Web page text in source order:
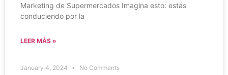
Marketing de Supermercados Imagina esto: estás
conduciendo por la
LEER MÁS »
January 4, 2024 No Comments